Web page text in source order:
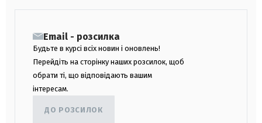
Email - розсилка
Будьте в курсі всіх новин і оновлень!
Перейдіть на сторінку наших розсилок, щоб
обрати ті, що відповідають вашим
інтересам.
ДО РОЗСИЛОК